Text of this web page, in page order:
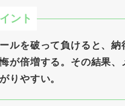
ルを破って負けると、納
が倍増する。その結果、
りやすい。